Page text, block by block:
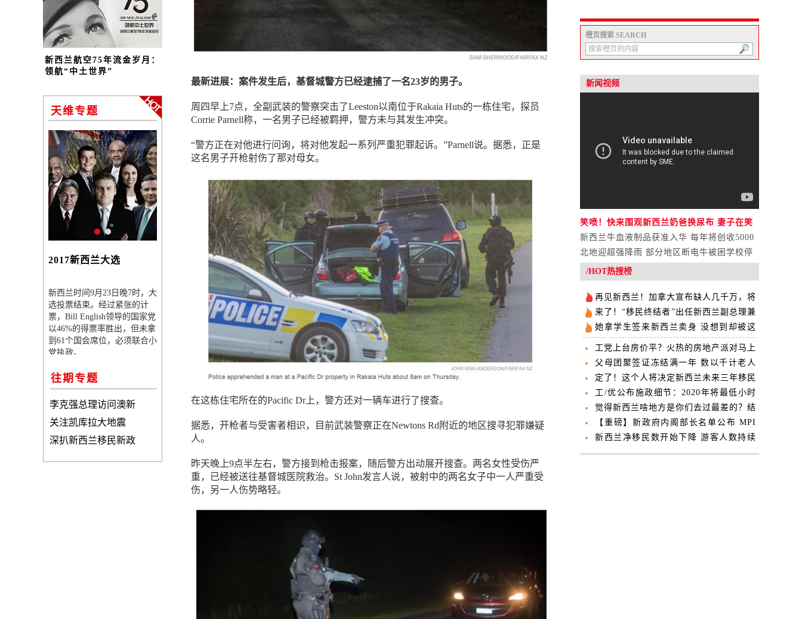
新西兰航空75年流金岁月：
领航“中土世界”
天维专题
2017新西兰大选
新西兰时间9月23日晚7时，大
选投票结束。经过紧张的计
票，Bill English领导的国家党
以46%的得票率胜出，但未拿
到61个国会席位，必须联合小
党执政。
往期专题
李克强总理访问澳新
关注凯库拉大地震
深扒新西兰移民新政
最新进展：案件发生后，基督城警方已经逮捕了一名23岁的男子。
周四早上7点，全副武装的警察突击了Leeston以南位于Rakaia Huts的一栋住宅，探员
Corrie Parnell称，一名男子已经被羁押，警方未与其发生冲突。
“警方正在对他进行问询，将对他发起一系列严重犯罪起诉。”Parnell说。据悉，正是
这名男子开枪射伤了那对母女。
在这栋住宅所在的Pacific Dr上，警方还对一辆车进行了搜查。
据悉，开枪者与受害者相识，目前武装警察正在Newtons Rd附近的地区搜寻犯罪嫌疑
人。
昨天晚上9点半左右，警方接到枪击报案，随后警方出动展开搜查。两名女性受伤严
重，已经被送往基督城医院救治。St John发言人说，被射中的两名女子中一人严重受
伤，另一人伤势略轻。
橙页搜索 SEARCH
新闻视频
笑喷！快来围观新西兰奶爸换尿布 妻子在笑
他在呕
新西兰牛血液制品获准入华 每年将创收5000
万纽币
北地迎超强降雨 部分地区断电牛被困学校停
课/HOT热搜榜
再见新西兰！加拿大宣布缺人几千万，将
大收新移民！
来了！“移民终结者”出任新西兰副总理兼
外交部长！
她拿学生签来新西兰卖身 没想到却被这
些东西出卖
工党上台房价平？火热的房地产派对马上
要结束了
父母团聚签证冻结满一年 数以千计老人
面临遣返境地
定了！这个人将决定新西兰未来三年移民
的走向！
工/优公布施政细节：2020年将最低小时
薪提至20刀
觉得新西兰啥地方是你们去过最差的？结
果竟是...
【重磅】新政府内阁部长名单公布 MPI
一分为三！
新西兰净移民数开始下降 游客人数持续
增长